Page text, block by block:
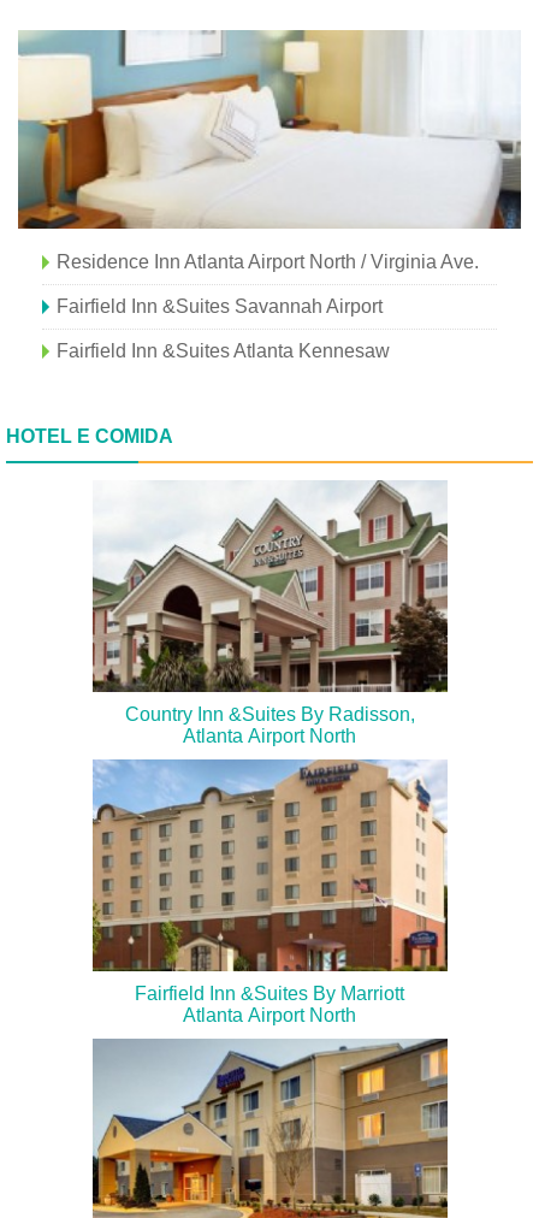
Residence Inn Atlanta Airport North / Virginia Ave.
Fairfield Inn &Suites Savannah Airport
Fairfield Inn &Suites Atlanta Kennesaw
HOTEL E COMIDA
Country Inn &Suites By Radisson,
Atlanta Airport North
Fairfield Inn &Suites By Marriott
Atlanta Airport North